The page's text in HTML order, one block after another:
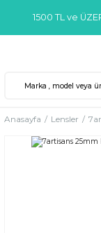
1500 TL ve
Anasayfa Lensler